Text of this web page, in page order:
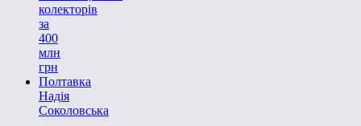
колекторів
за
400
млн
грн
Полтавка
Надія
Соколовська